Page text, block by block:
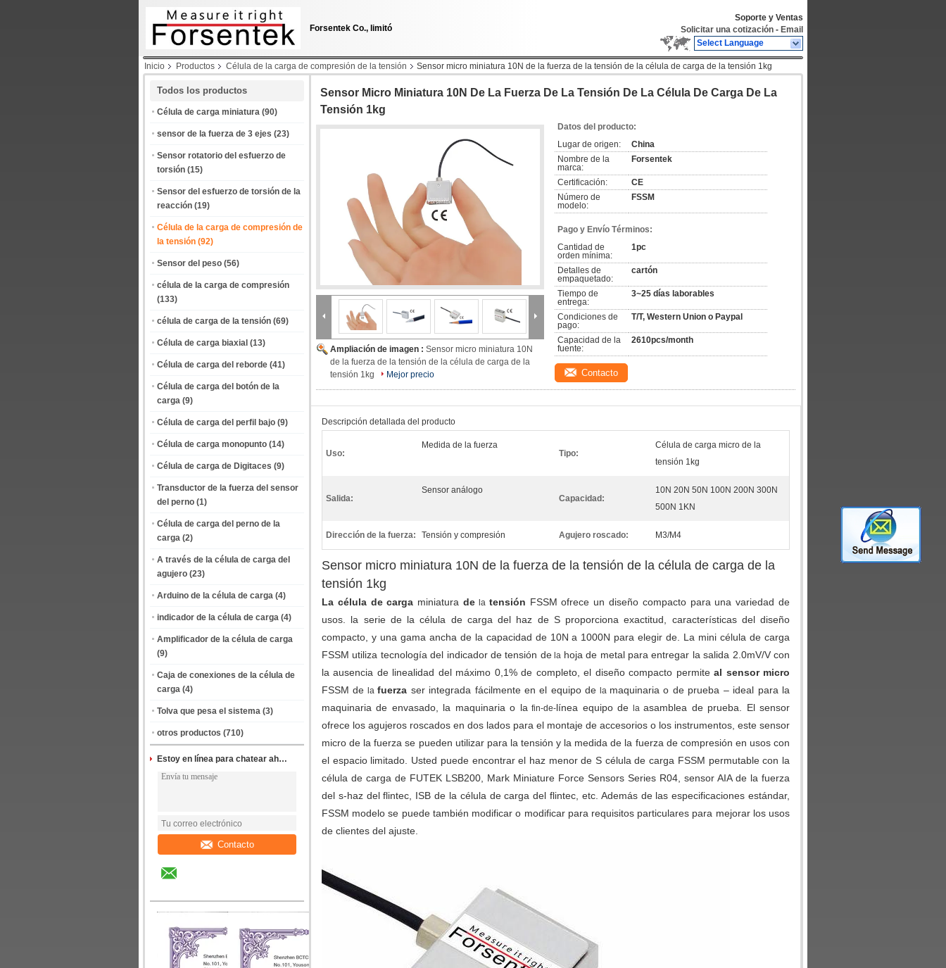
Forsentek Co., limitó
Soporte y Ventas
Solicitar una cotización - Email
Select Language
Inicio Productos Célula de la carga de compresión de la tensión Sensor micro miniatura 10N de la fuerza de la tensión de la célula de carga de la tensión 1kg
Todos los productos
Célula de carga miniatura (90)
sensor de la fuerza de 3 ejes (23)
Sensor rotatorio del esfuerzo de
torsión (15)
Sensor del esfuerzo de torsión de la
reacción (19)
Célula de la carga de compresión de
la tensión (92)
Sensor del peso (56)
célula de la carga de compresión
(133)
célula de carga de la tensión (69)
Célula de carga biaxial (13)
Célula de carga del reborde (41)
Célula de carga del botón de la
carga (9)
Célula de carga del perfil bajo (9)
Célula de carga monopunto (14)
Célula de carga de Digitaces (9)
Transductor de la fuerza del sensor
del perno (1)
Célula de carga del perno de la
carga (2)
A través de la célula de carga del
agujero (23)
Arduino de la célula de carga (4)
indicador de la célula de carga (4)
Amplificador de la célula de carga
(9)
Caja de conexiones de la célula de
carga (4)
Tolva que pesa el sistema (3)
otros productos (710)
Estoy en línea para chatear ahora
Contacto
Sensor Micro Miniatura 10N De La Fuerza De La Tensión De La Célula De Carga De La
Tensión 1kg
Ampliación de imagen : Sensor micro miniatura 10N
de la fuerza de la tensión de la célula de carga de la
tensión 1kg
Mejor precio
Datos del producto:
Lugar de origen:
China
Nombre de la
marca:
Forsentek
Certificación:
CE
Número de
modelo:
FSSM
Pago y Envío Términos:
Cantidad de
orden mínima:
1pc
Detalles de
empaquetado:
cartón
Tiempo de
entrega:
3~25 días laborables
Condiciones de
pago:
T/T, Western Union o Paypal
Capacidad de la
fuente:
2610pcs/month
Contacto
Descripción detallada del producto
Uso:
Medida de la fuerza
Tipo:
Célula de carga micro de la
tensión 1kg
Salida:
Sensor análogo
Capacidad:
10N 20N 50N 100N 200N 300N
500N 1KN
Dirección de la fuerza: Tensión y compresión Agujero roscado: M3/M4
Sensor micro miniatura 10N de la fuerza de la tensión de la célula de carga de la
tensión 1kg
La célula de carga miniaturade la tensión FSSM ofrece un diseño compacto para una variedad de
usos. la serie de la célula de carga del haz de S proporciona exactitud, características del diseño
compacto, y una gama ancha de la capacidad de 10N a 1000N para elegir de. La mini célula de carga
FSSM utiliza tecnología del indicador de tensión dela hoja de metal para entregar la salida 2.0mV/V con
la ausencia de linealidad del máximo 0,1% de completo, el diseño compacto permiteal sensor micro
FSSM de lafuerza ser integrada fácilmente en el equipo de la maquinaria o de prueba – ideal para la
maquinaria de envasado, la maquinaria o lafin-de-línea equipo de laasamblea de prueba. El sensor
ofrece los agujeros roscados en dos lados para el montaje de accesorios o los instrumentos, este sensor
micro de la fuerza se pueden utilizar para la tensión y la medida de la fuerza de compresión en usos con
el espacio limitado. Usted puede encontrar el haz menor de S célula de carga FSSM permutable con la
célula de carga de FUTEK LSB200, Mark Miniature Force Sensors Series R04, sensor AIA de la fuerza
del s-haz del flintec, ISB de la célula de carga del flintec, etc. Además de las especificaciones estándar,
FSSM modelo se puede también modificar o modificar para requisitos particulares para mejorar los usos
de clientes del ajuste.